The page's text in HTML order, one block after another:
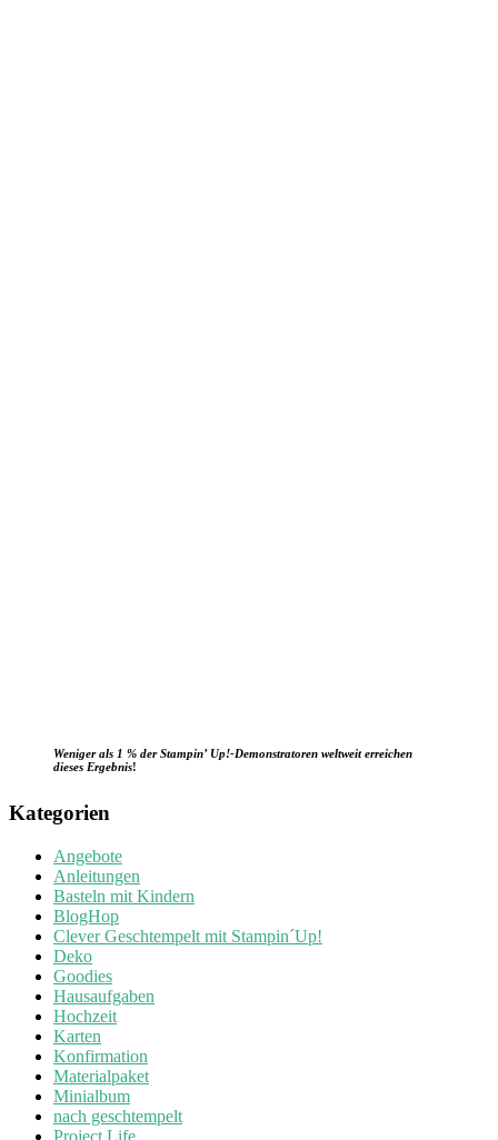
Weniger als 1 % der Stampin’ Up!-Demonstratoren weltweit erreichen
dieses Ergebnis!
Kategorien
Angebote
Anleitungen
Basteln mit Kindern
BlogHop
Clever Geschtempelt mit Stampin´Up!
Deko
Goodies
Hausaufgaben
Hochzeit
Karten
Konfirmation
Materialpaket
Minialbum
nach geschtempelt
Project Life